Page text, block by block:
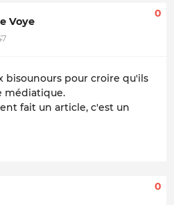
Voye
0
bisounours pour croire qu'ils
médiatique.
fait un article, c'est un
0